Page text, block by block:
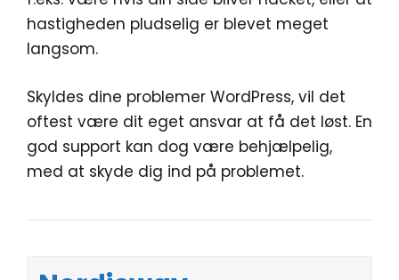
hastigheden pludselig er blevet meget
langsom.
Skyldes dine problemer WordPress, vil det
oftest være dit eget ansvar at få det løst. En
god support kan dog være behjælpelig,
med at skyde dig ind på problemet.